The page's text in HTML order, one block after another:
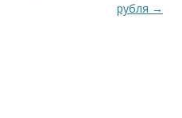
рубля →